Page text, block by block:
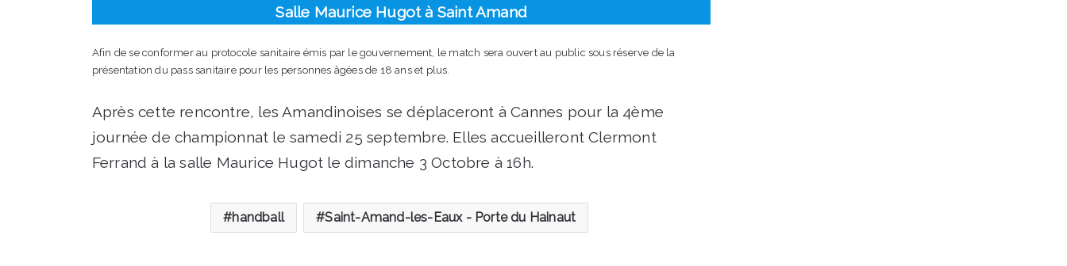
Salle Maurice Hugot à Saint Amand
Afin de se conformer au protocole sanitaire émis par le gouvernement, le match sera ouvert au public sous réserve de la
présentation du pass sanitaire pour les personnes âgées de 18 ans et plus.
Après cette rencontre, les Amandinoises se déplaceront à Cannes pour la 4ème
journée de championnat le samedi 25 septembre. Elles accueilleront Clermont
Ferrand à la salle Maurice Hugot le dimanche 3 Octobre à 16h.
handball Saint-Amand-les-Eaux - Porte du Hainaut